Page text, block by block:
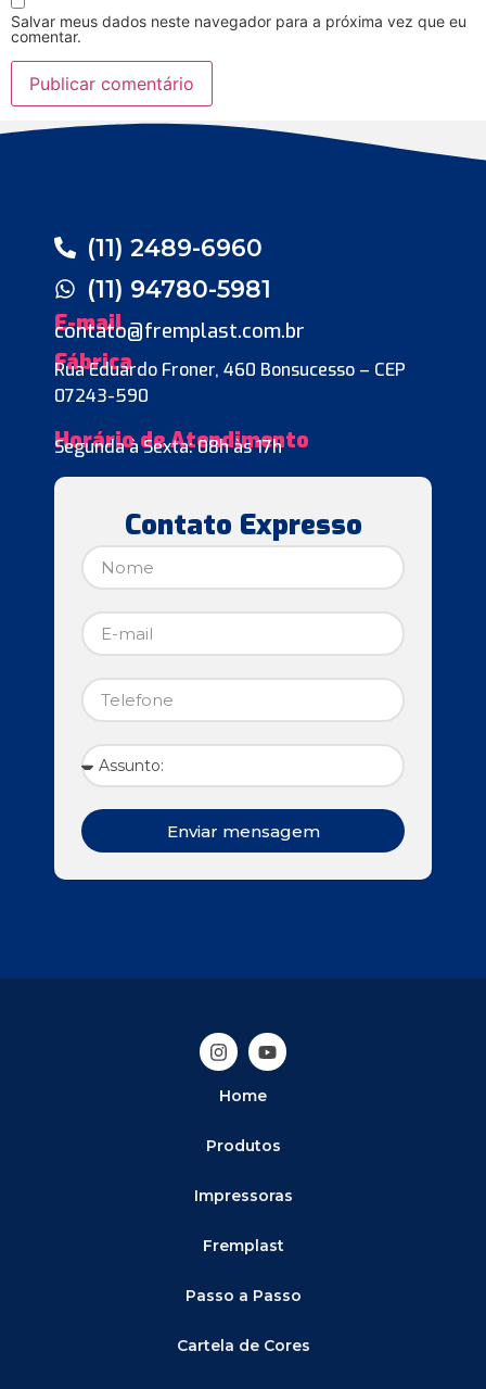
Salvar meus dados neste navegador para a próxima vez que eu
comentar.
(11) 2489-6960
(11) 94780-5981
E-mail
contato@fremplast.com.br
Fábrica
Rua Eduardo Froner, 460 Bonsucesso – CEP
07243-590
Horário de Atendimento
Segunda à Sexta: 08h às 17h
Contato Expresso
Enviar mensagem
Home
Produtos
Impressoras
Fremplast
Passo a Passo
Cartela de Cores